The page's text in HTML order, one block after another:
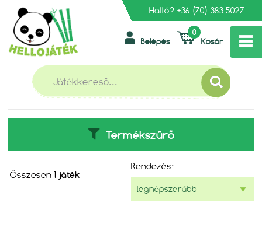
Halló? +36 (70) 383 5027
Kosár
0
Belépés
DISNEY PRINCESS
Termékszűrő
Összesen 1 játék
Rendezés: